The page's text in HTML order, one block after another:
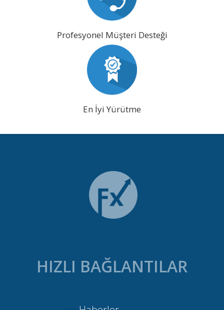
Profesyonel Müşteri Desteği
En İyi Yürütme
HIZLI BAĞLANTILAR